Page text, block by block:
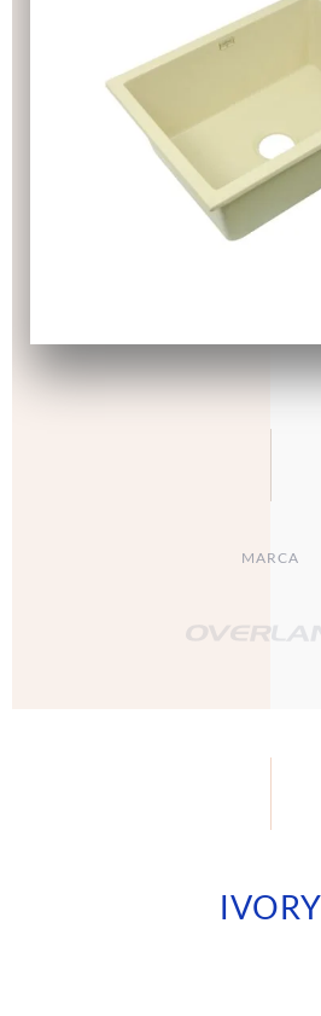
MARCA
IVORY